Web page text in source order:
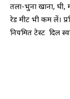
तला-भुना खाना,
रेड मीट भी कम लें।
नियमित टेस्ट दिल